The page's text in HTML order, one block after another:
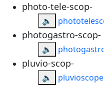
photo-tele-scop-
🔈
photogastro-scop-
🔈
pluvio-scop-
🔈 pluvioscope